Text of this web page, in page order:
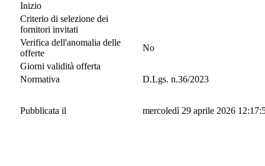
Inizio
Criterio di selezione dei
fornitori invitati
Verifica dell'anomalia delle
offerte
No
Giorni validità offerta
Normativa
D.Lgs. n.36/2023
Pubblicata il mercoledì 29 aprile 2026